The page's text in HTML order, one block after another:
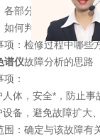
各部分的工作原理是
如何判别工作正常与
项：检修过程中哪些
谱仪故障分析的思路
：
体，安全*，防止事
备，避免故障扩大、
围：确定与该故障有